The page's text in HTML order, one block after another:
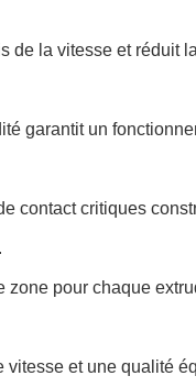
de la vitesse et réduit la
garantit un
contact critiques
zone pour chaque
vitesse et une qualité